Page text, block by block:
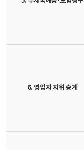
6. 영업자 지위 승계